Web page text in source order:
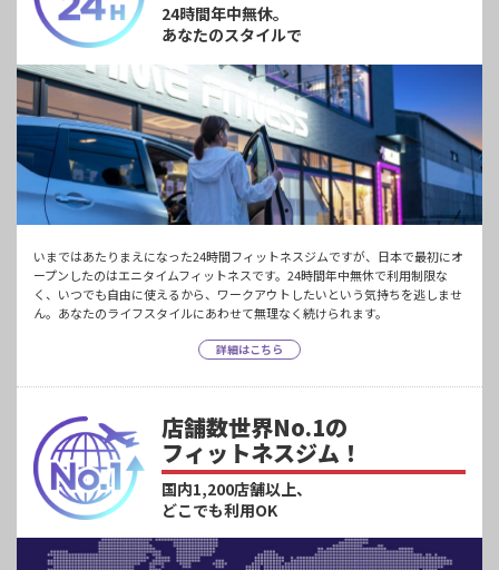
24時間年中無休。
あなたのスタイルで
いまではあたりまえになった24時間フィットネスジムですが、日本で最初にオ
ープンしたのはエニタイムフィットネスです。24時間年中無休で利用制限な
く、いつでも自由に使えるから、ワークアウトしたいという気持ちを逃しませ
ん。あなたのライフスタイルにあわせて無理なく続けられます。
詳細はこちら
店舗数世界No.1の
フィットネスジム！
国内1,200店舗以上、
どこでも利用OK